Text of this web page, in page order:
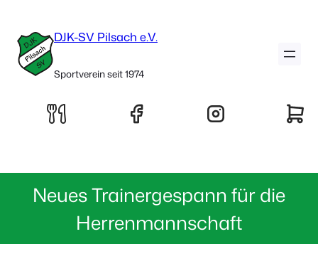
DJK-SV Pilsach e.V.
Sportverein seit 1974
Neues Trainergespann für die
Herrenmannschaft